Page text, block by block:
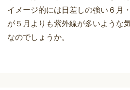
イメージ的には日差しの強い６月
が５月よりも紫外線が多いような
なのでしょうか。